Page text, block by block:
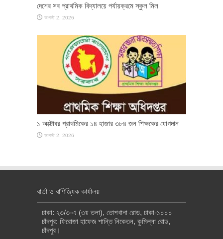
দেশের সব প্রাথমিক বিদ্যালয়ে পর্যায়ক্রমে স্কুল মিল
আগস্ট 2, 2026
১ অক্টোবর প্রাথমিকের ১৪ হাজার ৩৮৪ জন শিক্ষকের যোগদান
আগস্ট 2, 2026
বার্তা ও বাণিজ্যিক কার্যালয়
ঢাকা: ২৩/৩-এ (৩য় তলা), তোপখানা রোড, ঢাকা-১০০০
চাঁদপুর: ফিরোজা হাফেজ শান্তি নিকেতন, কুমিল্লা রোড,
চাঁদপুর।